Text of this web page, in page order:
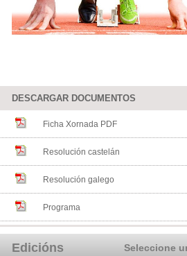
DESCARGAR DOCUMENTOS
Ficha Xornada PDF
Resolución castelán
Resolución galego
Programa
Edicións Seleccione